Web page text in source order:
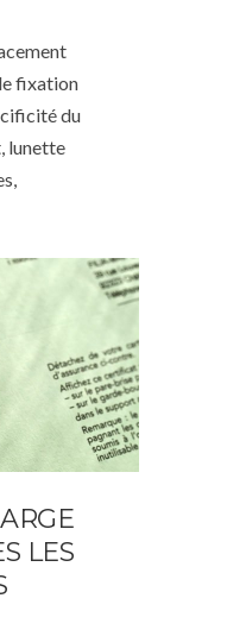
fixation
du
lunette
LES